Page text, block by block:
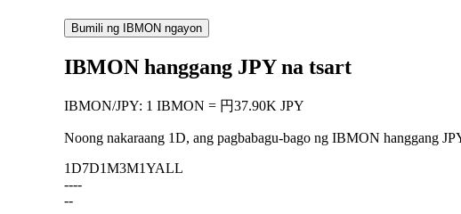
Bumili ng IBMON ngayon
IBMON hanggang JPY na tsart
IBMON/JPY: 1 IBMON = 円37.90K JPY
Noong nakaraang 1D, ang pagbabagu-bago ng IBMON hanggang
1D7D1M3M1YALL
----
--